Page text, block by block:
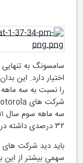
اختیار دارد. این
باید دید شرکت های
سهمی بیشتر از این